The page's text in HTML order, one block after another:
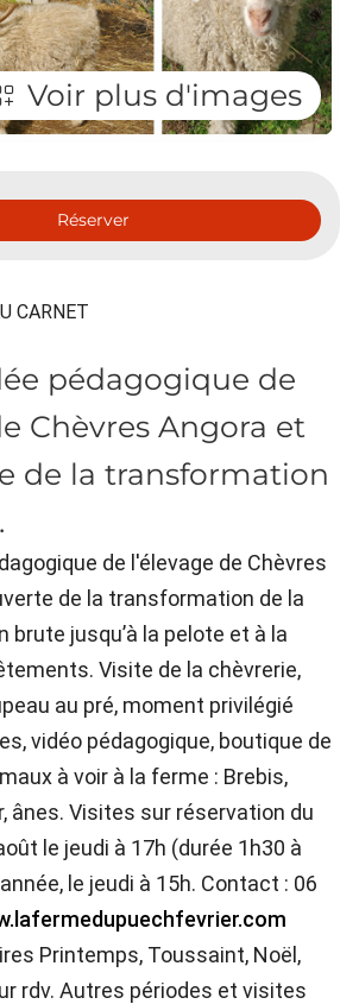
Voir plus d'images
Réserver
CARNET
pédagogique de
Chèvres Angora et
de la transformation
de l'élevage de Chèvres
de la transformation de la
brute jusqu’à la pelote et à la
Visite de la chèvrerie,
au pré, moment privilégié
vidéo pédagogique, boutique de
à voir à la ferme : Brebis,
ânes. Visites sur réservation du
le jeudi à 17h (durée 1h30 à
le jeudi à 15h. Contact : 06
Printemps, Toussaint, Noël,
rdv. Autres périodes et visites